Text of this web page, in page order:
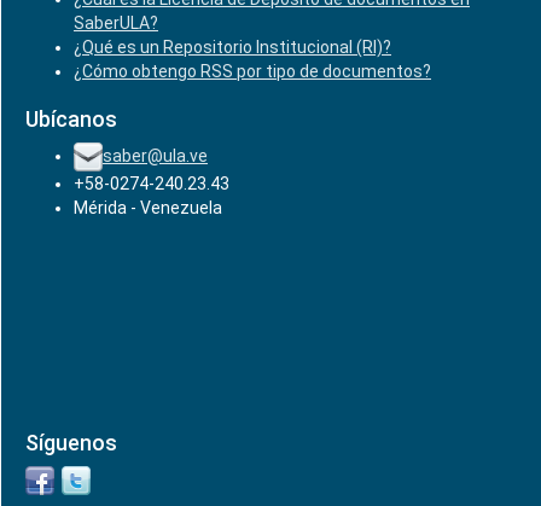
SaberULA?
¿Qué es un Repositorio Institucional (RI)?
¿Cómo obtengo RSS por tipo de documentos?
Ubícanos
saber@ula.ve
+58-0274-240.23.43
Mérida - Venezuela
Síguenos